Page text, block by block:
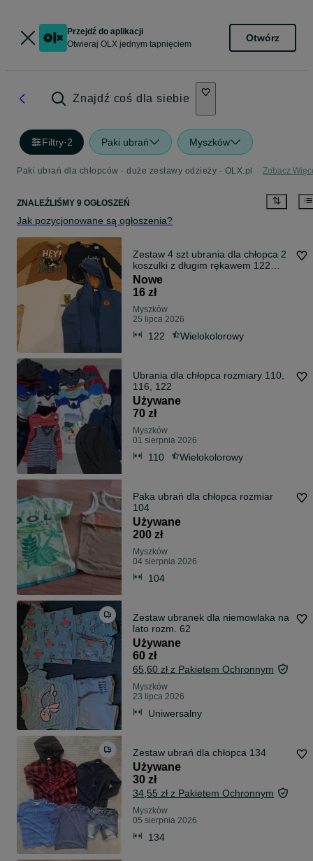
Przejdź do aplikacji
Otwieraj OLX jednym tapnięciem
Otwórz
Znajdź coś dla siebie
Filtry·2 Paki ubrań Myszków
Paki ubrań dla chłopców - duże zestawy odzieży - OLX.pl Zobacz
ZNALEŹLIŚMY 9 OGŁOSZEŃ
Jak pozycjonowane są ogłoszenia?
Zestaw 4 szt ubrania dla chłopca 2
koszulki z długim rękawem 122
Pepco
Nowe
16 zł
Myszków
25 lipca 2026
122 Wielokolorowy
Ubrania dla chłopca rozmiary 110,
116, 122
Używane
70 zł
Myszków
01 sierpnia 2026
110 Wielokolorowy
Paka ubrań dla chłopca rozmiar
104
Używane
200 zł
Myszków
04 sierpnia 2026
104
Zestaw ubranek dla niemowlaka na
lato rozm. 62
Używane
60 zł
65,60 zł z Pakietem Ochronnym
Myszków
23 lipca 2026
Uniwersalny
Zestaw ubrań dla chłopca 134
Używane
30 zł
34,55 zł z Pakietem Ochronnym
Myszków
05 sierpnia 2026
134